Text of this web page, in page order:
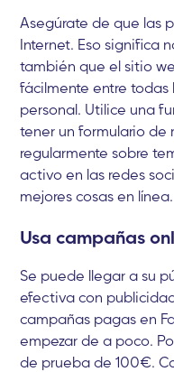
Asegúrate de que las
Internet. Eso significa
también que el sitio
fácilmente entre
personal. Utilice una
tener un formulario de
regularmente sobre
activo en las redes
mejores cosas en línea.
Usa campañas
Se puede llegar a su
efectiva con
campañas pagas en
empezar de a poco.
de prueba de 100€.